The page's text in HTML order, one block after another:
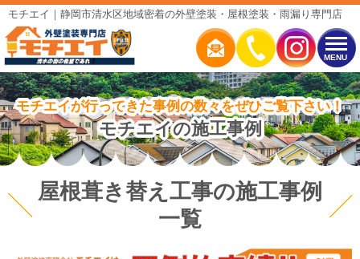
MENU
モチエイ｜静岡市清水区地域密着の外壁塗装・屋根塗装・雨漏り専門店
モチエイが行ってきた事例の数々をぜひご覧下さい！
モチエイの施工事例
屋根葺き替え工事の施工事例
一覧